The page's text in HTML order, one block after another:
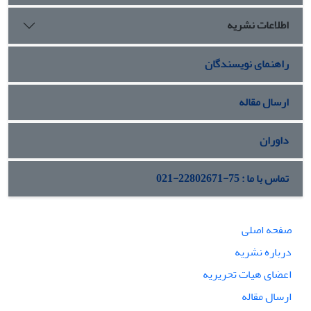
تعقیب سیاست‏ های واقع ‏گرایانه مستقل سوق یافته است».
اطلاعات نشریه
راهنمای نویسندگان
ارسال مقاله
داوران
تماس با ما : 75-22802671-021
صفحه اصلی
درباره نشریه
اعضای هیات تحریریه
ارسال مقاله